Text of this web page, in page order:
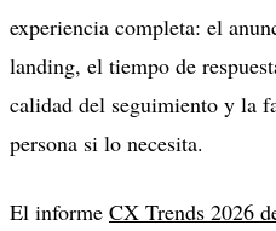
experiencia completa: el
landing, el tiempo de
calidad del seguimiento y la
persona si lo necesita.
El informe CX Trends 2026